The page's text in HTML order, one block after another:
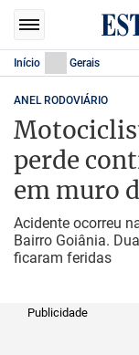
Início Gerais
ANEL RODOVIÁRIO
perde
em muro
Acidente ocorreu
Bairro Goiânia.
ficaram feridas
Publicidade